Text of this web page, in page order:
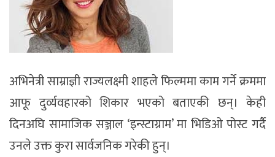
अभिनेत्री साम्राज्ञी राज्यलक्ष्मी शाहले फिल्ममा काम गर्ने क्रममा
आफू दुर्व्यवहारको शिकार भएको बताएकी छन्। केही
दिनअघि सामाजिक सञ्जाल ‘इन्स्टाग्राम’ मा भिडिओ पोस्ट गर्दै
उनले उक्त कुरा सार्वजनिक गरेकी हुन्।